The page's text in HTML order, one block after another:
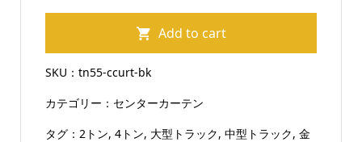
ッ
ー
テ
ン
Add to cart
SKU： tn55-ccurt-bk
カテゴリー： センターカーテン
タグ： 2トン, 4トン, 大型トラック, 中型トラック, 金